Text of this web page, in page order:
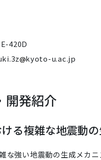
420D
kyoto-u.ac.jp
開発紹介
る複雑な地震動
な強い地震動の生成メカ